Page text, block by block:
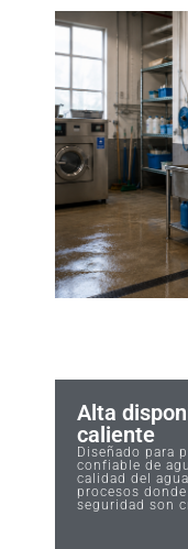
Alta
caliente
Diseñado para
confiable de
calidad del
procesos
seguridad son